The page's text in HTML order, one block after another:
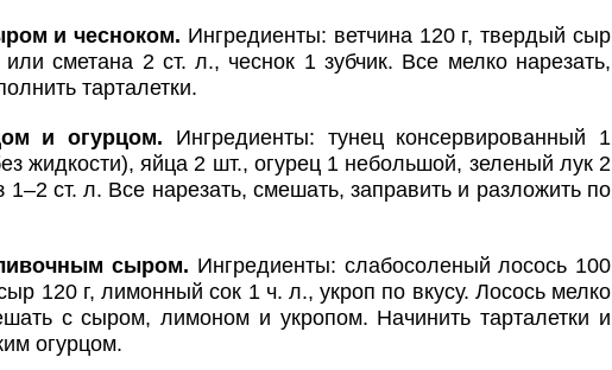
и чесноком. Ингредиенты: ветчина 120 г, твердый сыр
сметана 2 ст. л., чеснок 1 зубчик. Все мелко нарезать,
тарталетки.
и огурцом. Ингредиенты: тунец консервированный 1
жидкости), яйца 2 шт., огурец 1 небольшой, зеленый лук 2
1–2 ст. л. Все нарезать, смешать, заправить и разложить по
сыром. Ингредиенты: слабосоленый лосось 100
120 г, лимонный сок 1 ч. л., укроп по вкусу. Лосось мелко
с сыром, лимоном и укропом. Начинить тарталетки и
огурцом.